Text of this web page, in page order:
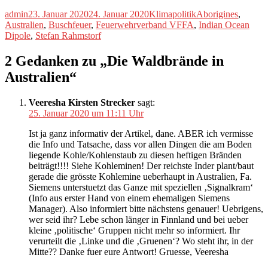
Autor
adminVeröffentlicht
am
23. Januar 202024. Januar 2020Kategorien
KlimapolitikSchlagwörter
Aborigines,
Australien, Buschfeuer, Feuerwehrverband VFFA, Indian Ocean
Dipole, Stefan Rahmstorf
2 Gedanken zu „Die Waldbrände in
Australien“
Veeresha Kirsten Strecker sagt:
25. Januar 2020 um 11:11 Uhr
Ist ja ganz informativ der Artikel, dane. ABER ich vermisse
die Info und Tatsache, dass vor allen Dingen die am Boden
liegende Kohle/Kohlenstaub zu diesen heftigen Bränden
beiträgt!!!! Siehe Kohleminen! Der reichste Inder plant/baut
gerade die grösste Kohlemine ueberhaupt in Australien, Fa.
Siemens unterstuetzt das Ganze mit speziellen ‚Signalkram‘
(Info aus erster Hand von einem ehemaligen Siemens
Manager). Also informiert bitte nächstens genauer! Uebrigens,
wer seid ihr? Lebe schon länger in Finnland und bei ueber
kleine ‚politische‘ Gruppen nicht mehr so informiert. Ihr
verurteilt die ‚Linke und die ‚Gruenen‘? Wo steht ihr, in der
Mitte?? Danke fuer eure Antwort! Gruesse, Veeresha